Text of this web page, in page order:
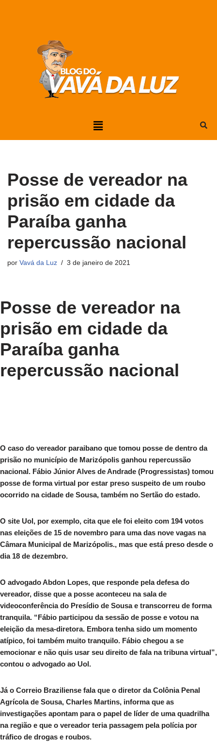
Posse de vereador na
prisão em cidade da
Paraíba ganha
repercussão nacional
por Vavá da Luz 3 de janeiro de 2021
Posse de vereador na
prisão em cidade da
Paraíba ganha
repercussão nacional
O caso do vereador paraibano que tomou posse de dentro da
prisão no município de Marizópolis ganhou repercussão
nacional. Fábio Júnior Alves de Andrade (Progressistas) tomou
posse de forma virtual por estar preso suspeito de um roubo
ocorrido na cidade de Sousa, também no Sertão do estado.
O site Uol, por exemplo, cita que ele foi eleito com 194 votos
nas eleições de 15 de novembro para uma das nove vagas na
Câmara Municipal de Marizópolis., mas que está preso desde o
dia 18 de dezembro.
O advogado Abdon Lopes, que responde pela defesa do
vereador, disse que a posse aconteceu na sala de
videoconferência do Presídio de Sousa e transcorreu de forma
tranquila. “Fábio participou da sessão de posse e votou na
eleição da mesa-diretora. Embora tenha sido um momento
atípico, foi também muito tranquilo. Fábio chegou a se
emocionar e não quis usar seu direito de fala na tribuna virtual”,
contou o advogado ao Uol.
Já o Correio Braziliense fala que o diretor da Colônia Penal
Agrícola de Sousa, Charles Martins, informa que as
investigações apontam para o papel de líder de uma quadrilha
na região e que o vereador teria passagem pela polícia por
tráfico de drogas e roubos.